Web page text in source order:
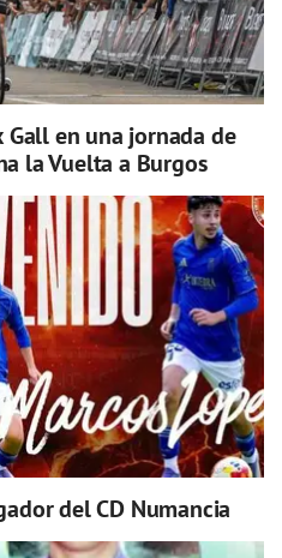
Gall en una jornada de
la Vuelta a Burgos
del CD Numancia